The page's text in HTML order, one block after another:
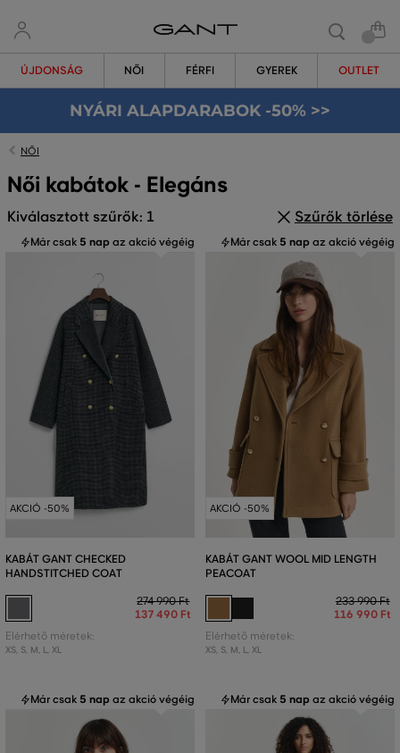
ÚJDONSÁG NŐI FÉRFI GYEREK OUTLET
NYÁRI ALAPDARABOK -50% >>
NŐI
Női kabátok - Elegáns
Kiválasztott szűrők: 1 Szűrők törlése
Már csak 5 nap az akció végéig
AKCIÓ -50%
KABÁT GANT CHECKED
HANDSTITCHED COAT
274 990 Ft
137 490 Ft
Elérhető méretek:
XS, S, M, L, XL
Már csak 5 nap az akció végéig
AKCIÓ -50%
KABÁT GANT WOOL MID LENGTH
PEACOAT
233 990 Ft
116 990 Ft
Elérhető méretek:
XS, S, M, L, XL
Már csak 5 nap az akció végéig Már csak 5 nap az akció végéig